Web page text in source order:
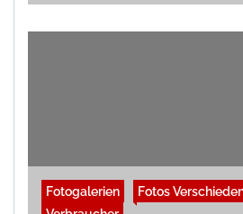
Fotogalerien Fotos